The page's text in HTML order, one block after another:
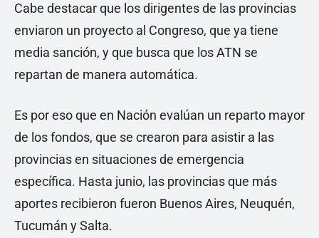
Cabe destacar que los dirigentes de las provincias
enviaron un proyecto al Congreso, que ya tiene
media sanción, y que busca que los ATN se
repartan de manera automática.
Es por eso que en Nación evalúan un reparto mayor
de los fondos, que se crearon para asistir a las
provincias en situaciones de emergencia
específica. Hasta junio, las provincias que más
aportes recibieron fueron Buenos Aires, Neuquén,
Tucumán y Salta.